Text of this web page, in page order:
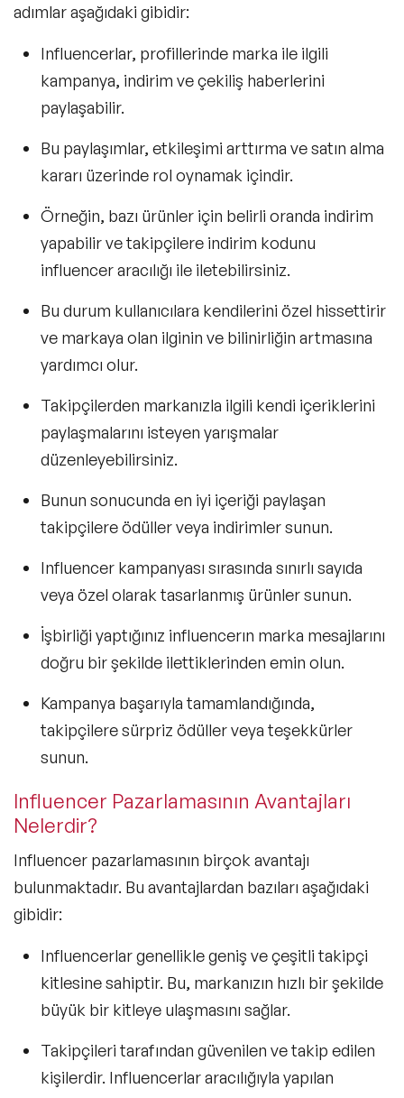
adımlar aşağıdaki gibidir:
Influencerlar, profillerinde marka ile ilgili
kampanya, indirim ve çekiliş haberlerini
paylaşabilir.
Bu paylaşımlar, etkileşimi arttırma ve satın alma
kararı üzerinde rol oynamak içindir.
Örneğin, bazı ürünler için belirli oranda indirim
yapabilir ve takipçilere indirim kodunu
influencer aracılığı ile iletebilirsiniz.
Bu durum kullanıcılara kendilerini özel hissettirir
ve markaya olan ilginin ve bilinirliğin artmasına
yardımcı olur.
Takipçilerden markanızla ilgili kendi içeriklerini
paylaşmalarını isteyen yarışmalar
düzenleyebilirsiniz.
Bunun sonucunda en iyi içeriği paylaşan
takipçilere ödüller veya indirimler sunun.
Influencer kampanyası sırasında sınırlı sayıda
veya özel olarak tasarlanmış ürünler sunun.
İşbirliği yaptığınız influencerın marka mesajlarını
doğru bir şekilde ilettiklerinden emin olun.
Kampanya başarıyla tamamlandığında,
takipçilere sürpriz ödüller veya teşekkürler
sunun.
Influencer Pazarlamasının Avantajları
Nelerdir?
Influencer pazarlamasının birçok avantajı
bulunmaktadır. Bu avantajlardan bazıları aşağıdaki
gibidir:
Influencerlar genellikle geniş ve çeşitli takipçi
kitlesine sahiptir. Bu, markanızın hızlı bir şekilde
büyük bir kitleye ulaşmasını sağlar.
Takipçileri tarafından güvenilen ve takip edilen
kişilerdir. Influencerlar aracılığıyla yapılan